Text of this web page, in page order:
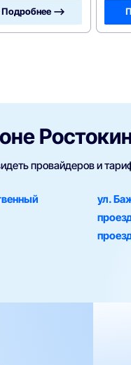
Подробнее —>
провайдеров и
ул.